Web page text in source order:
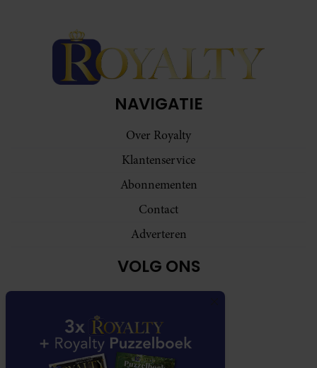
NAVIGATIE
Over Royalty
Klantenservice
Abonnementen
Contact
Adverteren
VOLG ONS